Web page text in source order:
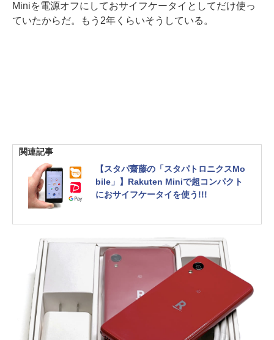
Miniを電源オフにしておサイフケータイとしてだけ使っ
ていたからだ。もう2年くらいそうしている。
関連記事
【スタパ齋藤の「スタパトロニクスMo
bile」】Rakuten Miniで超コンパクト
におサイフケータイを使う!!!